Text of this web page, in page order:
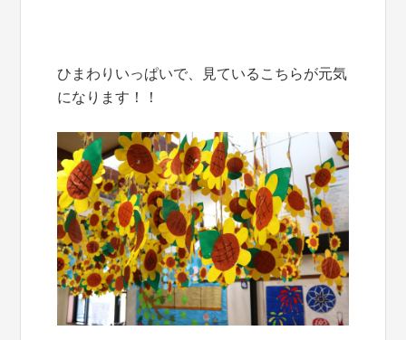
ひまわりいっぱいで、見ているこちらが元気
になります！！